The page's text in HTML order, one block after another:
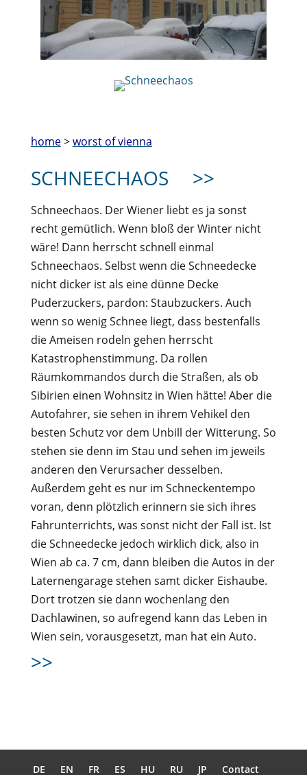
home>worst of vienna
SCHNEECHAOS >>
Schneechaos. Der Wiener liebt es ja sonst
recht gemütlich. Wenn bloß der Winter nicht
wäre! Dann herrscht schnell einmal
Schneechaos. Selbst wenn die Schneedecke
nicht dicker ist als eine dünne Decke
Puderzuckers, pardon: Staubzuckers. Auch
wenn so wenig Schnee liegt, dass bestenfalls
die Ameisen rodeln gehen herrscht
Katastrophenstimmung. Da rollen
Räumkommandos durch die Straßen, als ob
Sibirien einen Wohnsitz in Wien hätte! Aber die
Autofahrer, sie sehen in ihrem Vehikel den
besten Schutz vor dem Unbill der Witterung. So
stehen sie denn im Stau und sehen im jeweils
anderen den Verursacher desselben.
Außerdem geht es nur im Schneckentempo
voran, denn plötzlich erinnern sie sich ihres
Fahrunterrichts, was sonst nicht der Fall ist. Ist
die Schneedecke jedoch wirklich dick, also in
Wien ab ca. 7 cm, dann bleiben die Autos in der
Laternengarage stehen samt dicker Eishaube.
Dort trotzen sie dann wochenlang den
Dachlawinen, so aufregend kann das Leben in
Wien sein, vorausgesetzt, man hat ein Auto.
>>
DE EN FR ES HU RU JP Contact